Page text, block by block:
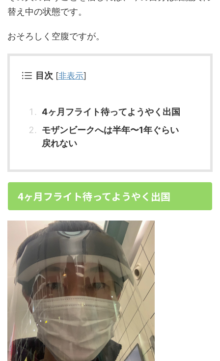
替え中の状態です。
おそろしく空腹ですが。
目次 [非表示]
4ヶ月フライト待ってようやく出国
モザンビークへは半年〜1年ぐらい
戻れない
4ヶ月フライト待ってようやく出国